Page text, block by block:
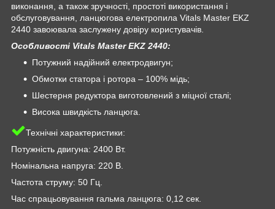
виконання, а також зручності, простоті використання і
обслуговування, ланцюгова електропила Vitals Master EKZ
2440 завоювала заслужену довіру користувачів.
Особливості Vitals Master EKZ 2440:
Потужний надійний електродвигун;
Обмотки статора і ротора – 100% мідь;
Шестерня редуктора виготовлений з міцної сталі;
Висока швидкість ланцюга.
Технічні характеристики:
Потужність двигуна: 2400 Вт.
Номінальна напруга: 220 В.
Частота струму: 50 Гц.
Час спрацьовування гальма ланцюга: 0,12 сек.